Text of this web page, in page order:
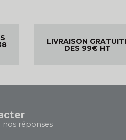
LIVRAISON
DES 99€ HT
nos réponses